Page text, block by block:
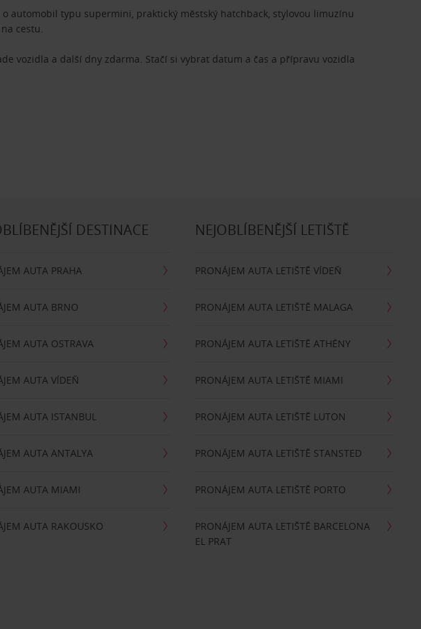
automobil typu supermini, praktický městský hatchback, stylovou limuzínu
cestu.
vozidla a další dny zdarma. Stačí si vybrat datum a čas a přípravu vozidla
DESTINACE
AUTA PRAHA
AUTA BRNO
AUTA OSTRAVA
AUTA VÍDEŇ
AUTA ISTANBUL
AUTA ANTALYA
AUTA MIAMI
AUTA RAKOUSKO
NEJOBLÍBENĚJŠÍ LETIŠTĚ
PRONÁJEM AUTA LETIŠTĚ VÍDEŇ
PRONÁJEM AUTA LETIŠTĚ MALAGA
PRONÁJEM AUTA LETIŠTĚ ATHÉNY
PRONÁJEM AUTA LETIŠTĚ MIAMI
PRONÁJEM AUTA LETIŠTĚ LUTON
PRONÁJEM AUTA LETIŠTĚ STANSTED
PRONÁJEM AUTA LETIŠTĚ PORTO
PRONÁJEM AUTA LETIŠTĚ BARCELONA
EL PRAT